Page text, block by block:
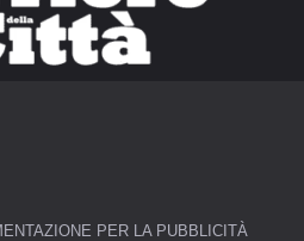
PER LA PUBBLICITÀ